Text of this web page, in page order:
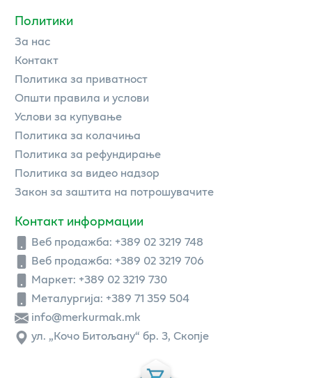
Политики
За нас
Контакт
Политика за приватност
Општи правила и услови
Услови за купување
Политика за колачиња
Политика за рефундирање
Политика за видео надзор
Закон за заштита на потрошувачите
Контакт информации
Веб продажба: +389 02 3219 748
Веб продажба: +389 02 3219 706
Маркет: +389 02 3219 730
Металургија: +389 71 359 504
info@merkurmak.mk
ул. „Кочо Битољану“ бр. 3, Скопје